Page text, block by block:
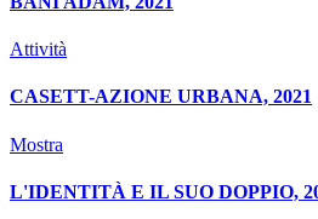
Attività
CASETT-AZIONE URBANA, 2021
Mostra
L'IDENTITÀ E IL SUO DOPPIO,